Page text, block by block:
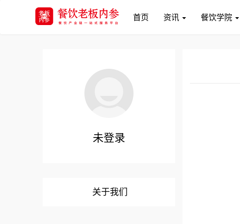
首页 (current)
资讯 餐饮学院
未登录
关于我们